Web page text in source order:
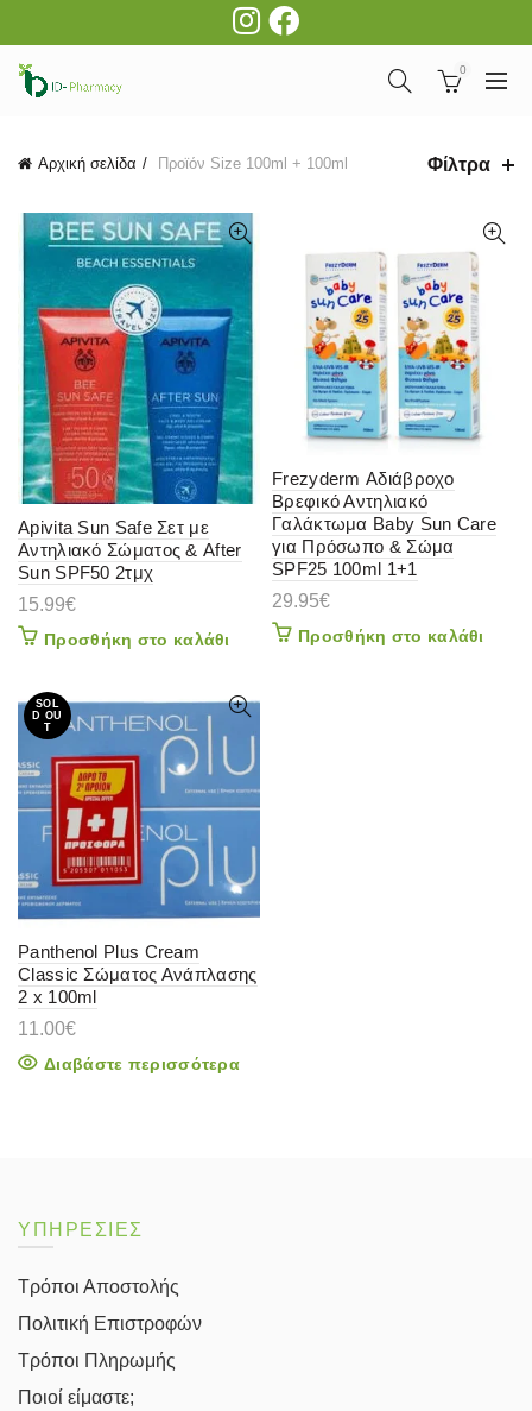
0
Αρχική σελίδα Προϊόν Size 100ml + 100ml Φίλτρα
Apivita Sun Safe Σετ με
Αντηλιακό Σώματος & After
Sun SPF50 2τμχ
15.99€
Προσθήκη στο καλάθι
Frezyderm Αδιάβροχο
Βρεφικό Αντηλιακό
Γαλάκτωμα Baby Sun Care
για Πρόσωπο & Σώμα
SPF25 100ml 1+1
29.95€
Προσθήκη στο καλάθι
SOL
D OU
T
Panthenol Plus Cream
Classic Σώματος Ανάπλασης
2 x 100ml
11.00€
Διαβάστε περισσότερα
ΥΠΗΡΕΣΙΕΣ
Τρόποι Αποστολής
Πολιτική Επιστροφών
Τρόποι Πληρωμής
Ποιοί είμαστε;